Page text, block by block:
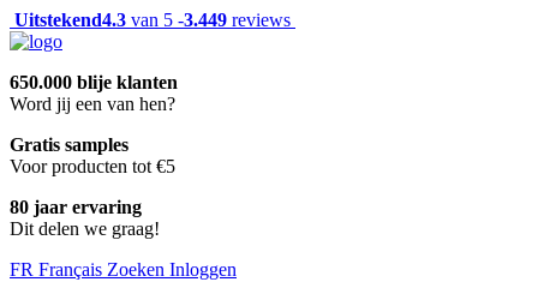
Uitstekend4.3 van 5 -3.449 reviews
650.000 blije klanten
Word jij een van hen?
Gratis samples
Voor producten tot €5
80 jaar ervaring
Dit delen we graag!
FR Français Zoeken Inloggen